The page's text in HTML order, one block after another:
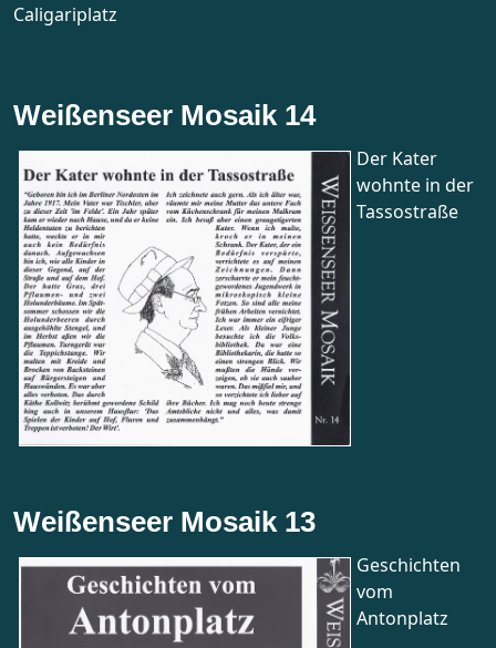
Caligariplatz
Weißenseer Mosaik 14
Der Kater
wohnte in der
Tassostraße
Weißenseer Mosaik 13
Geschichten
vom
Antonplatz